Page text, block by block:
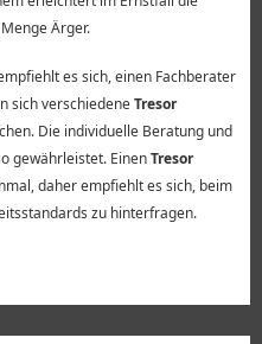
Ärger.
es sich, einen Fachberater
sich verschiedeneTresor
Die individuelle Beratung und
gewährleistet. EinenTresor
daher empfiehlt es sich, beim
zu hinterfragen.